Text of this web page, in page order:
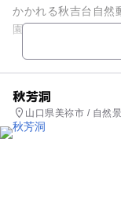
かかれる秋吉台自然動物公
園内を見学できるの
秋芳洞
山口県美祢市 / 自然